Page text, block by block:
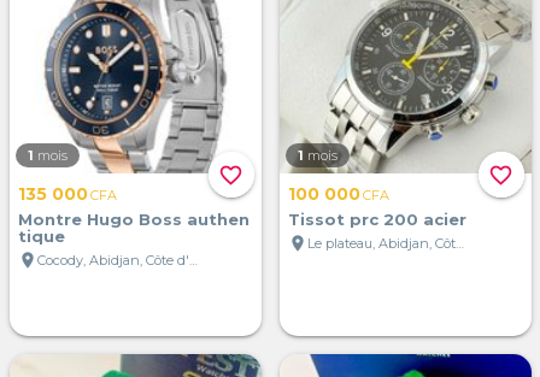
favorite_border
1 mois
135 000CFA
Montre Hugo Boss authen
tique
location_on
Cocody, Abidjan, Côte d'Ivoire
favorite_border
1 mois
100 000CFA
Tissot prc 200 acier
location_on
Le plateau, Abidjan, Côte d'Ivoire